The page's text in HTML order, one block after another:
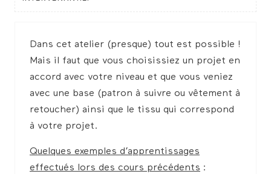
Dans cet atelier (presque) tout est possible !
Mais il faut que vous choisissiez un projet en
accord avec votre niveau et que vous veniez
avec une base (patron à suivre ou vêtement à
retoucher) ainsi que le tissu qui correspond
à votre projet.
Quelques exemples d’apprentissages
effectués lors des cours précédents :